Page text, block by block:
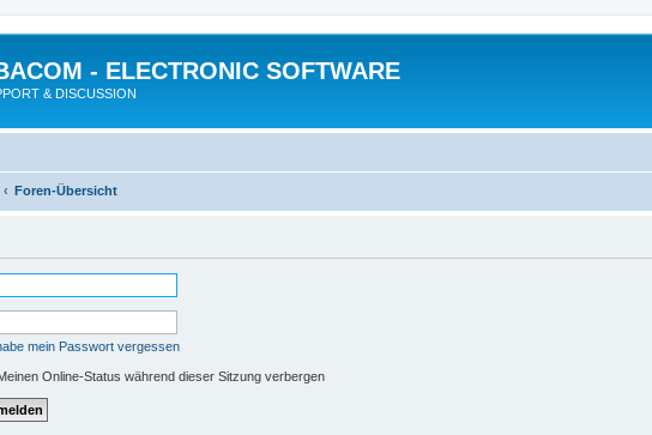
- ELECTRONIC SOFTWARE
& DISCUSSION
Foren-Übersicht
mein Passwort vergessen
Online-Status während dieser Sitzung verbergen